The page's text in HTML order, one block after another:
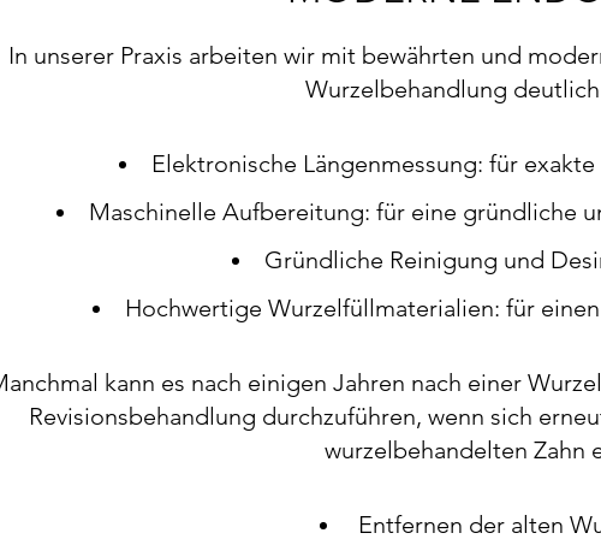
In unserer Praxis arbeiten wir mit bewährten und
Wurzelbehandlung
Elektronische Längenmessung: für
Maschinelle Aufbereitung: für eine gründliche
Gründliche Reinigung und
Hochwertige Wurzelfüllmaterialien: für
kann es nach einigen Jahren nach einer
Revisionsbehandlung durchzuführen, wenn sich
wurzelbehandelten Zahn
Entfernen der alten